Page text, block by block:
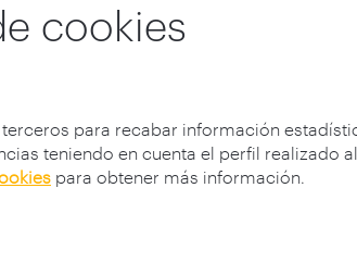
cookies
para recabar información
teniendo en cuenta el perfil realizado
para obtener más información.